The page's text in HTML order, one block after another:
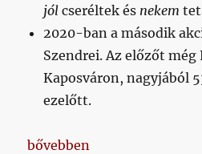
jól cseréltek és nekem
2020-ban a második
Szendrei. Az előzőt
Kaposváron, nagyjából
ezelőtt.
„Ha lősz három gólt,
bővebben